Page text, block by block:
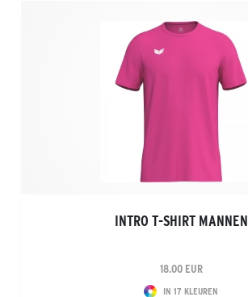
INTRO T-SHIRT MANNEN
18.00 EUR
IN 17 KLEUREN